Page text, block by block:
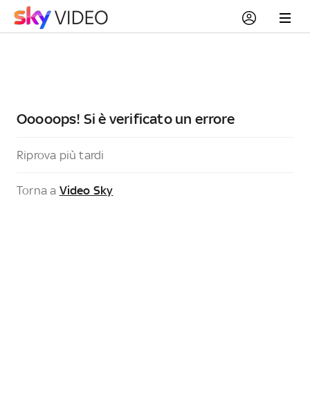
Ooooops! Si è verificato un errore
Riprova più tardi
Torna a Video Sky